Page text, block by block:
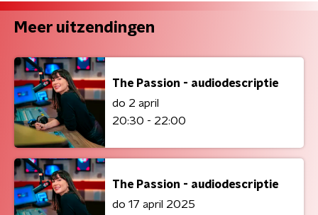
Meer uitzendingen
The Passion - audiodescriptie
do 2 april
20:30 - 22:00
The Passion - audiodescriptie
do 17 april 2025